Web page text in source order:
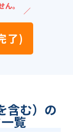
。
／
了)
含む）の
覧